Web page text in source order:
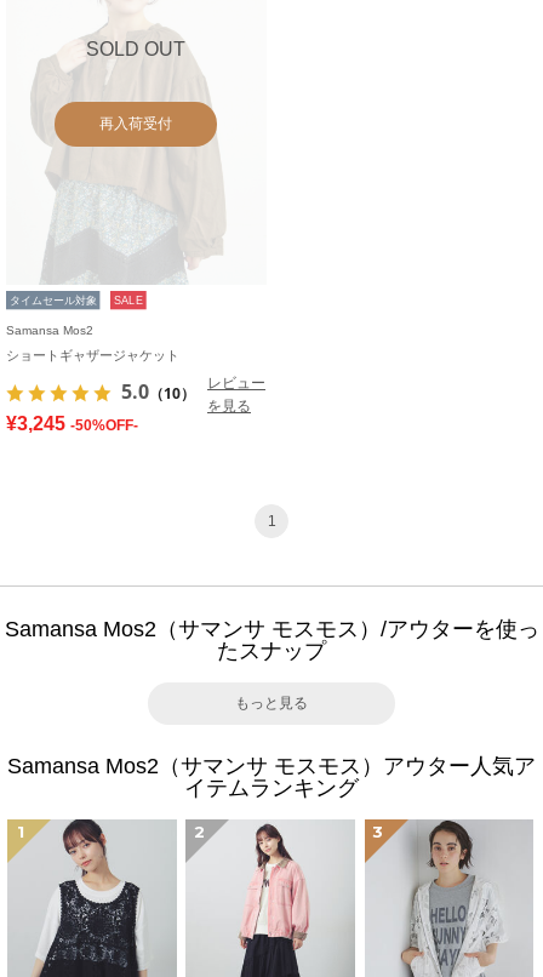
SOLD OUT
再入荷受付
タイムセール対象 SALE
Samansa Mos2
ショートギャザージャケット
5.0 （10）
レビュー
を見る
¥3,245 -50%OFF-
1
Samansa Mos2（サマンサ モスモス）/アウターを使っ
たスナップ
もっと見る
Samansa Mos2（サマンサ モスモス）アウター人気ア
イテムランキング
1 2 3